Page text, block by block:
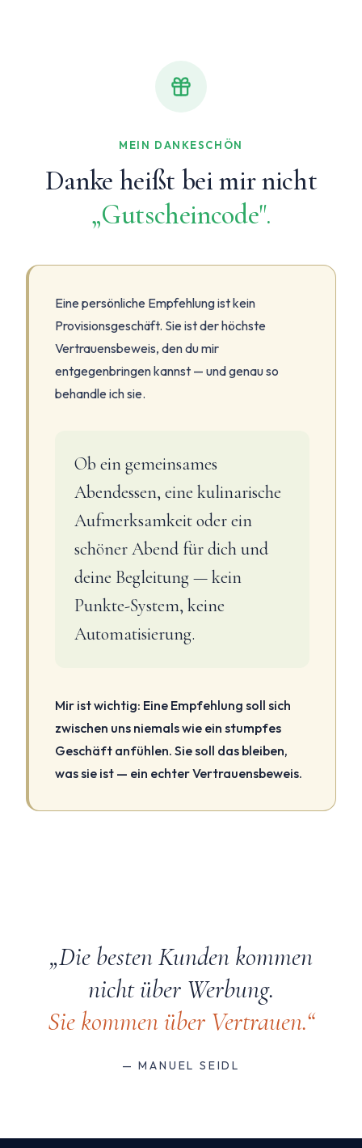
MEIN DANKESCHÖN
Danke heißt bei mir nicht
„Gutscheincode".
Eine persönliche Empfehlung ist kein
Provisionsgeschäft. Sie ist der höchste
Vertrauensbeweis, den du mir
entgegenbringen kannst — und genau so
behandle ich sie.
Ob ein gemeinsames
Abendessen, eine kulinarische
Aufmerksamkeit oder ein
schöner Abend für dich und
deine Begleitung — kein
Punkte-System, keine
Automatisierung.
Mir ist wichtig: Eine Empfehlung soll sich
zwischen uns niemals wie ein stumpfes
Geschäft anfühlen. Sie soll das bleiben,
was sie ist — ein echter Vertrauensbeweis.
„Die besten Kunden kommen
nicht über Werbung.
Sie kommen über Vertrauen.“
— MANUEL SEIDL